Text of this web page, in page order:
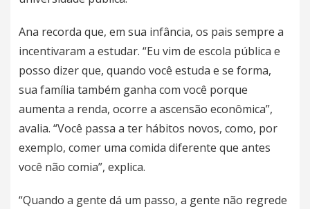
Ana recorda que, em sua infância, os pais sempre a
incentivaram a estudar. “Eu vim de escola pública e
posso dizer que, quando você estuda e se forma,
sua família também ganha com você porque
aumenta a renda, ocorre a ascensão econômica”,
avalia. “Você passa a ter hábitos novos, como, por
exemplo, comer uma comida diferente que antes
você não comia”, explica.
“Quando a gente dá um passo, a gente não regrede